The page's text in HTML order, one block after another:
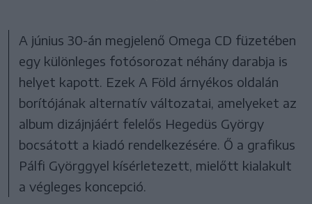
A június 30-án megjelenő Omega CD füzetében
egy különleges fotósorozat néhány darabja is
helyet kapott. Ezek A Föld árnyékos oldalán
borítójának alternatív változatai, amelyeket az
album dizájnjáért felelős Hegedüs György
bocsátott a kiadó rendelkezésére. Ő a grafikus
Pálfi Györggyel kísérletezett, mielőtt kialakult
a végleges koncepció.